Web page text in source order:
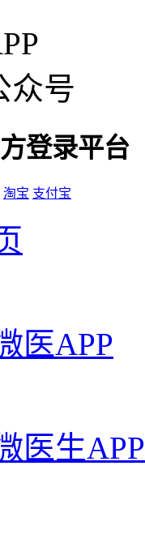
众号
登录平台
淘宝 支付宝
医APP
医生APP